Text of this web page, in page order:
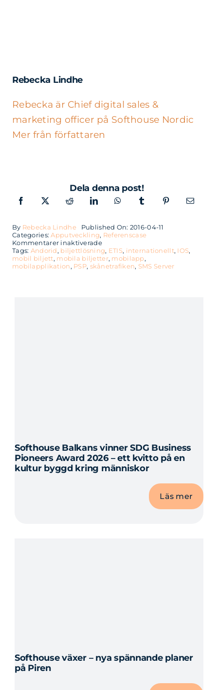
Rebecka Lindhe
Rebecka är Chief digital sales &
marketing officer på Softhouse Nordic
Mer från författaren
Dela denna post!
By Rebecka Lindhe
Published On: 2016-04-11
Categories:Apputveckling, Referenscase
Kommentarer inaktiveradeför
En
mobil
biljettlösning
Tags: Andorid, biljettlösning, ETIS, internationellt, IOS,
mobil biljett, mobila biljetter, mobilapp,
mobilapplikation, PSP, skånetrafiken, SMS Server
Softhouse Balkans vinner SDG Business
Pioneers Award 2026 – ett kvitto på en
kultur byggd kring människor
Läs mer
Softhouse växer – nya spännande planer
på Piren